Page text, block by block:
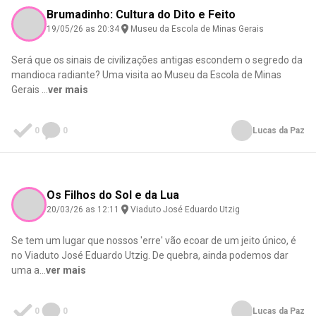
Brumadinho: Cultura do Dito e Feito
19/05/26 as 20:34 Museu da Escola de Minas Gerais
Será que os sinais de civilizações antigas escondem o segredo da
mandioca radiante? Uma visita ao Museu da Escola de Minas
Gerais
ver mais
0 0 Lucas da Paz
Os Filhos do Sol e da Lua
20/03/26 as 12:11 Viaduto José Eduardo Utzig
Se tem um lugar que nossos 'erre' vão ecoar de um jeito único, é
no Viaduto José Eduardo Utzig. De quebra, ainda podemos dar
uma a
ver mais
0 0 Lucas da Paz